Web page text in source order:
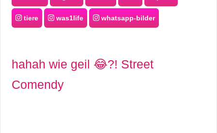
tiere was1life whatsapp-bilder
hahah wie geil 😂?! Street
Comendy